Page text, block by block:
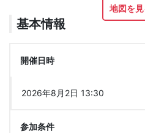
地図を見
基本情報
開催日時
2026年8月2日 13:30
参加条件